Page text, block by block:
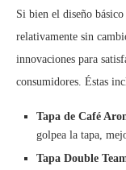
Si bien el diseño
relativamente sin
innovaciones para
consumidores. Éstas
Tapa de Café
golpea la tapa,
Tapa Double